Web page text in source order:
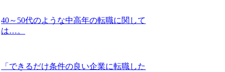
40～50代のような中高年の転職に関して
は…。
「できるだけ条件の良い企業に転職した